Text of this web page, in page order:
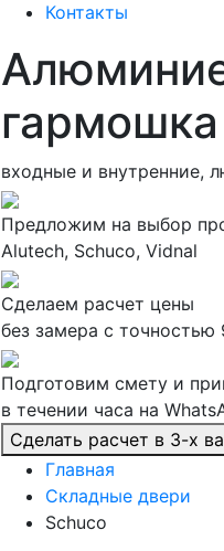
Контакты
входные и внутренние,
Предложим на выбор
Alutech, Schuco, Vidnal
Сделаем расчет цены
без замера с точностью
Подготовим смету и
в течении часа на
Сделать расчет в 3-х
Главная
Складные двери
Schuco